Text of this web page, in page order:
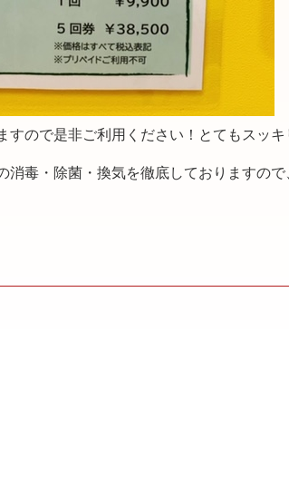
すので是非ご利用ください！とてもスッキ
消毒・除菌・換気を徹底しておりますの